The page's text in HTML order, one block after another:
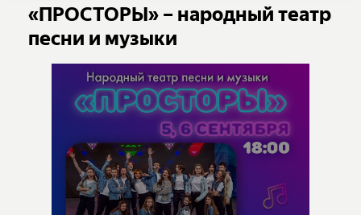
«ПРОСТОРЫ» – народный театр
песни и музыки